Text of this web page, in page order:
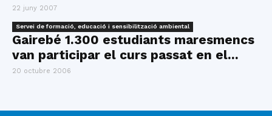
22 juny 2007
Servei de formació, educació i sensibilització ambiental
Gairebé 1.300 estudiants maresmencs
van participar el curs passat en el...
20 octubre 2006